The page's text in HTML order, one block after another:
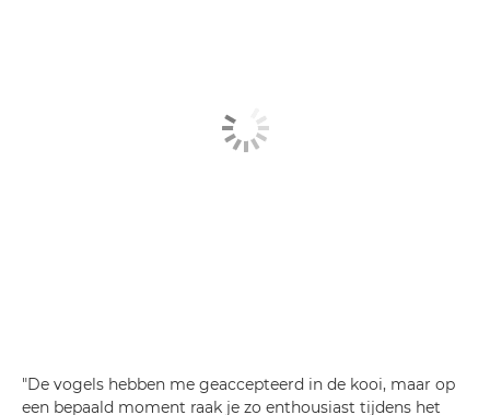
"De vogels hebben me geaccepteerd in de kooi, maar op
een bepaald moment raak je zo enthousiast tijdens het